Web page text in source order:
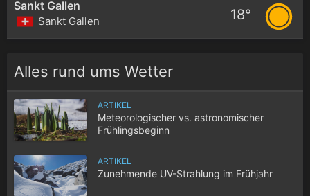
Sankt Gallen
Sankt Gallen 18°
Alles rund ums Wetter
ARTIKEL
Meteorologischer vs. astronomischer
Frühlingsbeginn
ARTIKEL
Zunehmende UV-Strahlung im Frühjahr